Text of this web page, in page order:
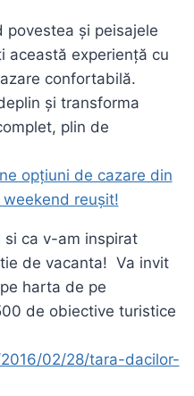
povestea și peisajele
această experiență cu
confortabilă.
și transforma
plin de
opțiuni de cazare din
reușit!
ca v-am inspirat
de vacanta! Va invit
harta de pe
de obiective turistice
02/28/tara-dacilor-